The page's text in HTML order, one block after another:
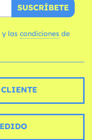
SUSCRÍBETE
las condiciones